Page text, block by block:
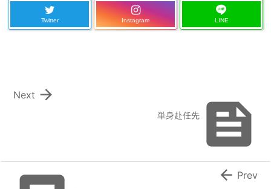
Twitter Instagram LINE

単身赴任先

Next
 Prev